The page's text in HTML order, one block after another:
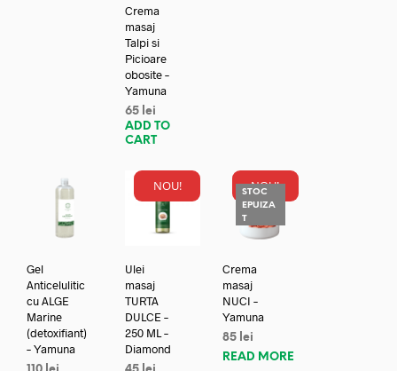
Crema
masaj
Talpi si
Picioare
obosite –
Yamuna
65 lei
ADD TO
CART
Gel
Anticelulitic
cu ALGE
Marine
(detoxifiant)
– Yamuna
NOU!
Ulei
masaj
TURTA
DULCE –
250 ML –
Diamond
NOU!
STOC
EPUIZA
T
Crema
masaj
NUCI –
Yamuna
85 lei
READ MORE